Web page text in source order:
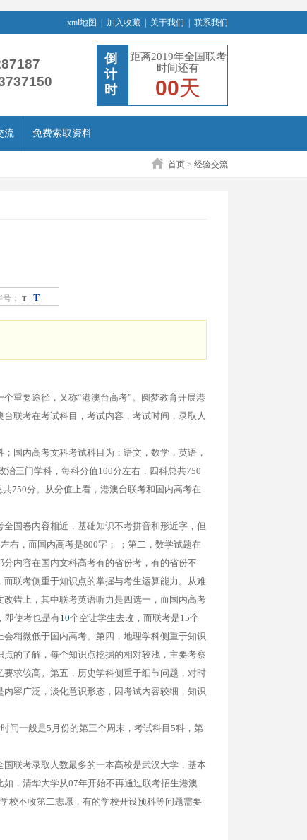
xml地图 加入收藏 关于我们 联系我们
倒
计
时
距离2019年全国联考
时间还有
00天
流 免费索取资料
首页 > 经验交流
号： T T
重要途径，又称“港澳台高考”。圆梦教育开展港
联考在考试科目，考试内容，考试时间，录取人
国内高考文科考试科目为：语文，数学，英语，
三门学科，每科分值100分左右，四科总共750
750分。从分值上看，港澳台联考和国内高考在
国卷内容相近，基础知识不考拼音和形近字，但
右，而国内高考是800字； ；第二，数学试题在
内容在国内文科高考有的省份考，有的省份不
联考侧重于知识点的掌握与考生运算能力。从难
错上，其中联考英语听力是四选一，而国内高考
即使考也是有10个空让学生去改，而联考是15个
稍微低于国内高考。第四，地理学科侧重于知识
的了解，每个知识点挖掘的相对较浅，主要考察
求较高。第五，历史学科侧重于细节问题，对时
容广泛，淡化意识形态，因考试内容较细，知识
间一般是5月份的第三个周末，考试科目5科，第
联考录取人数最多的一本高校是武汉大学，基本
，清华大学从07年开始不再通过联考招生港澳
校不收第二志愿，有的学校开设预科等问题需要